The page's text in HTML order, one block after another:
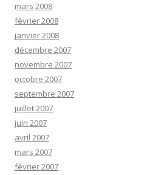
mars 2008
février 2008
janvier 2008
décembre 2007
novembre 2007
octobre 2007
septembre 2007
juillet 2007
juin 2007
avril 2007
mars 2007
février 2007